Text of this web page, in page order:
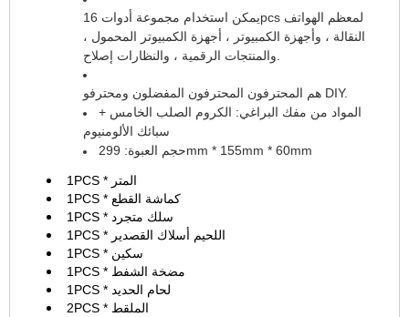
يمكن استخدام مجموعة أدوات 16pcs لمعظم الهواتف
النقالة ، وأجهزة الكمبيوتر ، أجهزة الكمبيوتر المحمول ،
هم المحترفون المحترفون المفضلون ومحترفو DIY.
المواد من مفك البراغي: الكروم الصلب الخامس +
سبائك الألومنيوم
حجم العبوة: 299mm * 155mm * 60mm
1PCS * المتر
1PCS * كماشة القطع
1PCS * سلك متجرد
1PCS * اللحيم أسلاك القصدير
1PCS * سكين
1PCS * مضخة الشفط
1PCS * لحام الحديد
2PCS * الملقط